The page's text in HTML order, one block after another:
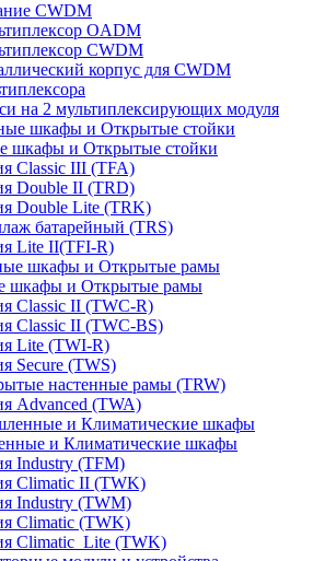
CWDM
OADM
CWDM
корпус для CWDM
на 2 мультиплексирующих модуля
шкафы и Открытые стойки
Classic III (TFA)
Double II (TRD)
Double Lite (TRK)
батарейный (TRS)
Lite II(TFI-R)
шкафы и Открытые рамы
Classic II (TWC-R)
Classic II (TWC-BS)
Lite (TWI-R)
Secure (TWS)
настенные рамы (TRW)
Advanced (TWA)
и Климатические шкафы
Industry (TFM)
Climatic II (TWK)
Industry (TWM)
Climatic (TWK)
Climatic_Lite (TWK)